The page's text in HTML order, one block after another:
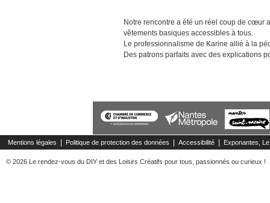
Notre rencontre a été un réel coup de cœur
vêtements basiques accessibles à tous.
Le professionnalisme de Karine allié à la
Des patrons parfaits avec des explications
Mentions légales Politique de protection des données Accessibilité Exponantes,
© 2026 Le rendez-vous du DIY et des Loisirs Créatifs pour tous, passionnés ou curieux !